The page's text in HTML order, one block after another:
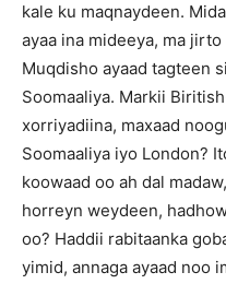
kale ku maqnaydeen.
ayaa ina mideeya, ma
Muqdisho ayaad tagteen
Soomaaliya. Markii
xorriyadiina, maxaad
Soomaaliya iyo London?
koowaad oo ah dal
horreyn weydeen,
oo? Haddii rabitaanka
yimid, annaga ayaad noo